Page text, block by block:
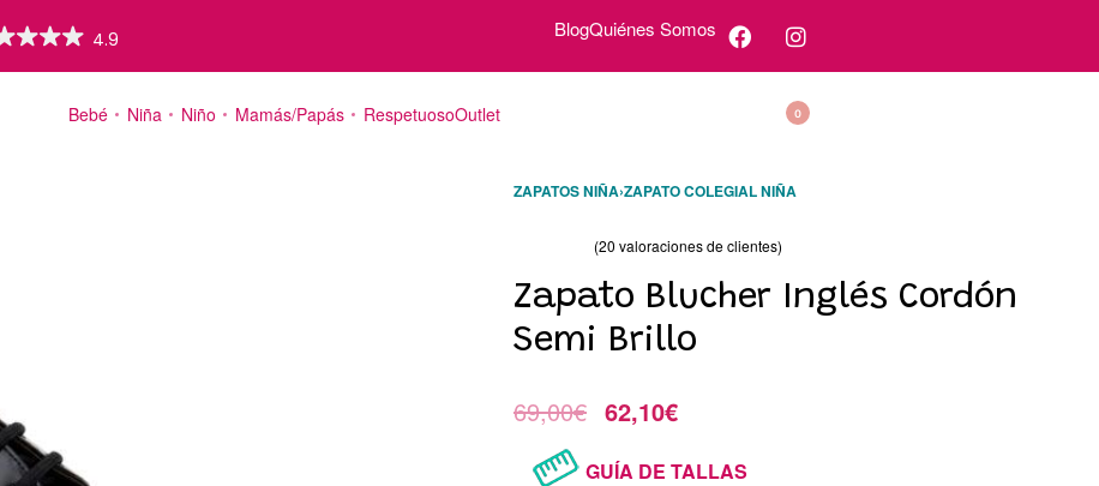
BlogQuiénes Somos
Bebé Niña Niño Mamás/Papás RespetuosoOutlet 0
ZAPATOS NIÑA›ZAPATO COLEGIAL NIÑA
(20 valoraciones de clientes)
Zapato Blucher Inglés Cordón
Semi Brillo
69,00€ 62,10€
GUÍA DE TALLAS